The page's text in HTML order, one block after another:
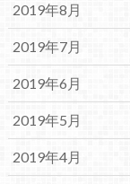
2019年8月
2019年7月
2019年6月
2019年5月
2019年4月